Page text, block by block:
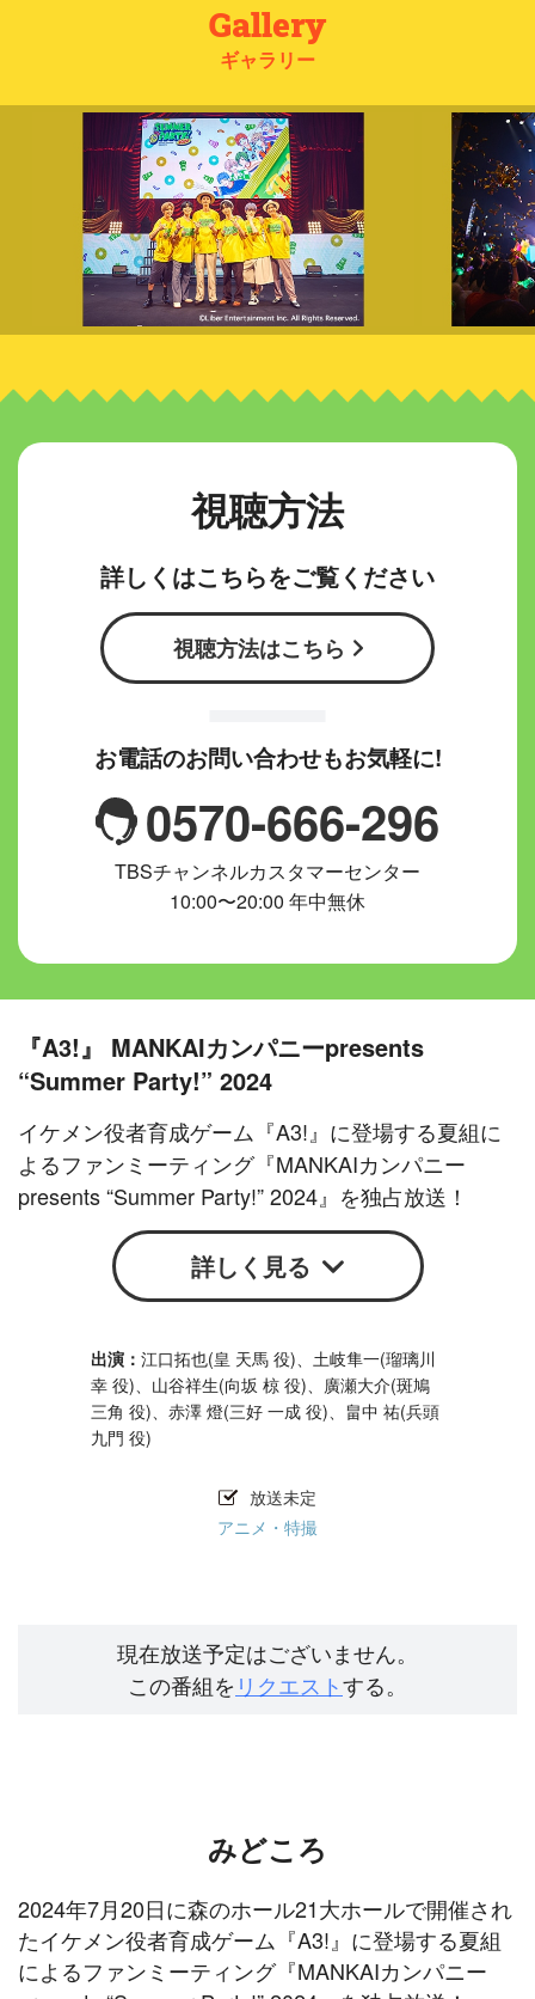
Gallery
ギャラリー
視聴方法
詳しくはこちらをご覧ください
視聴方法はこちら
お電話のお問い合わせもお気軽に!
0570-666-296
TBSチャンネルカスタマーセンター
10:00〜20:00 年中無休
『A3!』 MANKAIカンパニーpresents
“Summer Party!” 2024
イケメン役者育成ゲーム『A3!』に登場する夏組に
よるファンミーティング『MANKAIカンパニー
presents “Summer Party!” 2024』を独占放送！
詳しく見る
江口拓也(皇 天馬 役)、土岐隼一(瑠璃川
幸 役)、山谷祥生(向坂 椋 役)、廣瀬大介(斑鳩
三角 役)、赤澤 燈(三好 一成 役)、畠中 祐(兵頭
九門 役)
放送未定
アニメ・特撮
現在放送予定はございません。
この番組を リクエストする。
みどころ
2024年7月20日に森のホール21大ホールで開催され
たイケメン役者育成ゲーム『A3!』に登場する夏組
によるファンミーティング『MANKAIカンパニー